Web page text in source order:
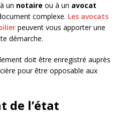
un notaire ou à un avocat
complexe. Les avocats
peuvent vous apporter une
démarche.
doit être enregistré auprès
pour être opposable aux
de l’état